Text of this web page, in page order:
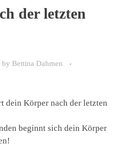
der letzten
by Bettina Dahmen
dein Körper nach der letzten
beginnt sich dein Körper